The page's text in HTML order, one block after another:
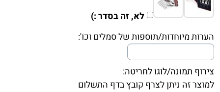
לא, זה בסדר :)
הערות מיוחדות/תוספות של סמלים וכו':
צירוף תמונה/לוגו לחריטה:
למוצר זה ניתן לצרף קובץ בדף התשלום